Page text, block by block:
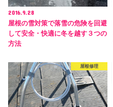
2016.9.28
屋根の雪対策で落雪の危険を回避
して安全・快適に冬を越す３つの
方法
屋根修理